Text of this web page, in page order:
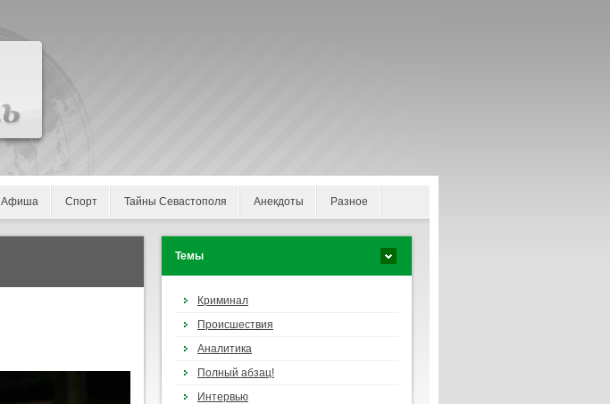
Афиша Спорт Тайны Севастополя Анекдоты Разное
Темы
Криминал
Происшествия
Аналитика
Полный абзац!
Интервью